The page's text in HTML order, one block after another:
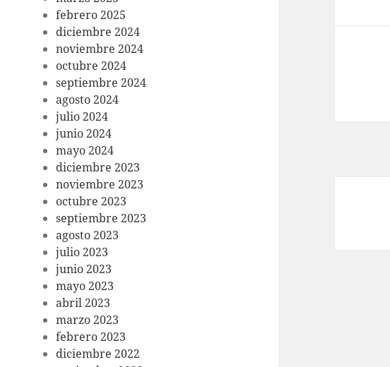
febrero 2025
diciembre 2024
noviembre 2024
octubre 2024
septiembre 2024
agosto 2024
julio 2024
junio 2024
mayo 2024
diciembre 2023
noviembre 2023
octubre 2023
septiembre 2023
agosto 2023
julio 2023
junio 2023
mayo 2023
abril 2023
marzo 2023
febrero 2023
diciembre 2022